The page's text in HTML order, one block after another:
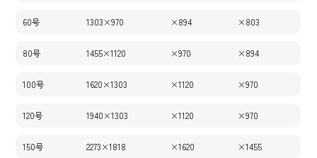
60号 1303×970 ×894 ×803
80号 1455×1120 ×970 ×894
100号 1620×1303 ×1120 ×970
120号 1940×1303 ×1120 ×970
150号 2273×1818 ×1620 ×1455